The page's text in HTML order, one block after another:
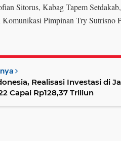
Sitorus, Kabag Tapem
Pimpinan Try Sutrisno
Realisasi Investasi di
Capai Rp128,37 Triliun